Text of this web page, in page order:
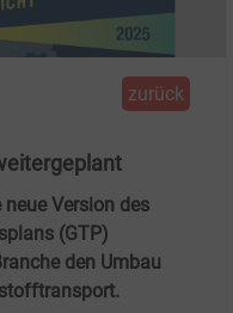
zurück
neue Version des
(GTP)
den Umbau